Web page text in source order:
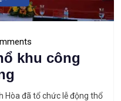
khu công
Hòa đã tổ chức lễ động thổ